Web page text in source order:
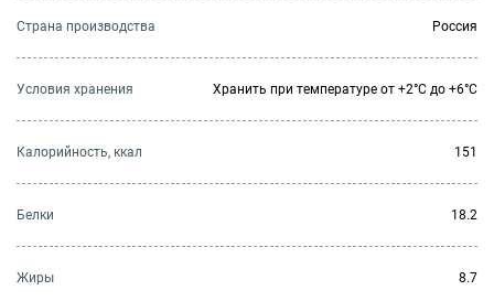
Страна производства Россия
Условия хранения Хранить при температуре от +2°С до +6°С
Калорийность, ккал 151
Белки 18.2
Жиры 8.7